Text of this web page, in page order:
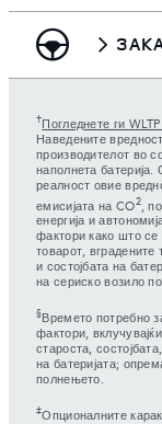
†
Погледнете ги
Наведените
производителот во
наполнета
реалност овие
емисијата на CO2,
енергија и
фактори како што се
товарот, вградените
и состојбата на
на сериско возило
§ Времето потребно
фактори,
староста,
на батеријата;
полнењето.
‡Опционалните